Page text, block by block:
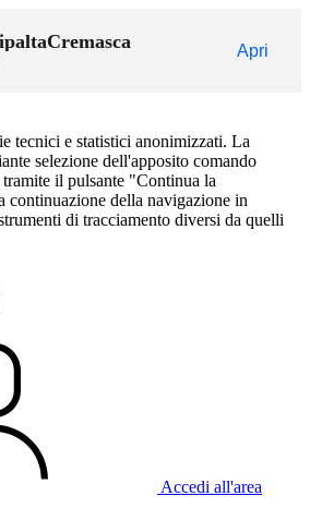
Apri
tecnici e statistici anonimizzati. La
selezione dell'apposito comando
il pulsante "Continua la
continuazione della navigazione in
di tracciamento diversi da quelli
Accedi all'area